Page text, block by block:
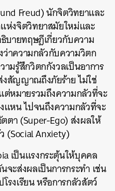
Freud) นักจิตวิทยาและ
ห่งจิตวิทยาสมัยใหม่และ
บายทฤษฎีเกี่ยวกับความ
ว่าความกลัวกับความวิตก
มรู้สึกวิตกกังวลเป็นอาการ
สัญญาณถึงภัยร้าย ไม่ใช่
หมายรวมถึงความกลัวที่จะ
หน ไปจนถึงความกลัวที่จะ
ตา (Super-Ego) ส่งผลให้
(Social Anxiety)
เป็นแรงกระตุ้นให้บุคคล
ะส่งผลเป็นการกระทำ เช่น
รงเรียน หรือการกลัวสัตว์